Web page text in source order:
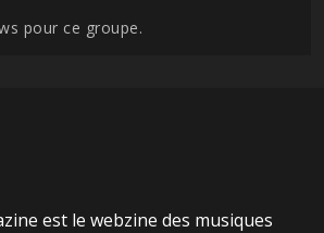
pour ce groupe.
est le webzine des musiques